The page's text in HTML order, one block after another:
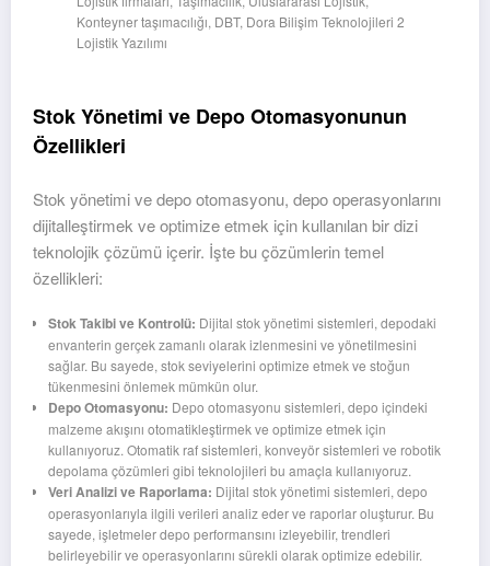
Lojistik Yazılımı
Stok Yönetimi ve Depo Otomasyonunun
Özellikleri
Stok yönetimi ve depo otomasyonu, depo operasyonlarını
dijitalleştirmek ve optimize etmek için kullanılan bir dizi
teknolojik çözümü içerir. İşte bu çözümlerin temel
özellikleri:
Stok Takibi ve Kontrolü: Dijital stok yönetimi sistemleri, depodaki
envanterin gerçek zamanlı olarak izlenmesini ve yönetilmesini
sağlar. Bu sayede, stok seviyelerini optimize etmek ve stoğun
tükenmesini önlemek mümkün olur.
Depo Otomasyonu: Depo otomasyonu sistemleri, depo içindeki
malzeme akışını otomatikleştirmek ve optimize etmek için
kullanıyoruz. Otomatik raf sistemleri, konveyör sistemleri ve robotik
depolama çözümleri gibi teknolojileri bu amaçla kullanıyoruz.
Veri Analizi ve Raporlama: Dijital stok yönetimi sistemleri, depo
operasyonlarıyla ilgili verileri analiz eder ve raporlar oluşturur. Bu
sayede, işletmeler depo performansını izleyebilir, trendleri
belirleyebilir ve operasyonlarını sürekli olarak optimize edebilir.